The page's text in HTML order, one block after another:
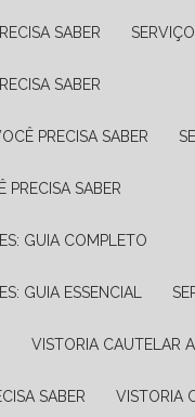
SABER
SABER
PRECISA SABER
PRECISA SABER
GUIA COMPLETO
GUIA ESSENCIAL
VISTORIA CAUTELAR
SABER